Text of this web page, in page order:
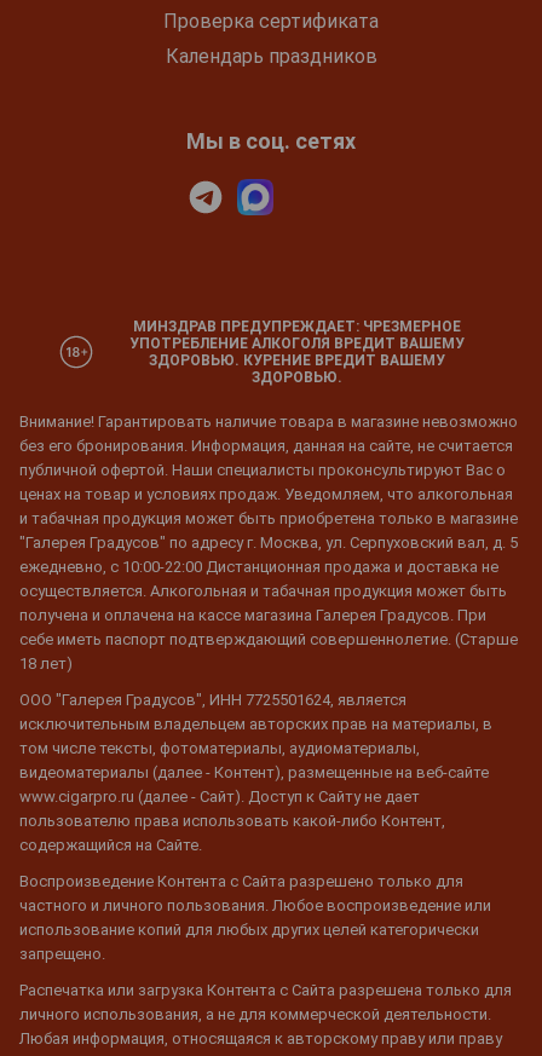
Проверка сертификата
Календарь праздников
Мы в соц. сетях
МИНЗДРАВ ПРЕДУПРЕЖДАЕТ: ЧРЕЗМЕРНОЕ
УПОТРЕБЛЕНИЕ АЛКОГОЛЯ ВРЕДИТ ВАШЕМУ
ЗДОРОВЬЮ. КУРЕНИЕ ВРЕДИТ ВАШЕМУ
ЗДОРОВЬЮ.
Внимание! Гарантировать наличие товара в магазине невозможно
без его бронирования. Информация, данная на сайте, не считается
публичной офертой. Наши специалисты проконсультируют Вас о
ценах на товар и условиях продаж. Уведомляем, что алкогольная
и табачная продукция может быть приобретена только в магазине
"Галерея Градусов" по адресу г. Москва, ул. Серпуховский вал, д. 5
ежедневно, с 10:00-22:00 Дистанционная продажа и доставка не
осуществляется. Алкогольная и табачная продукция может быть
получена и оплачена на кассе магазина Галерея Градусов. При
себе иметь паспорт подтверждающий совершеннолетие. (Старше
18 лет)
ООО "Галерея Градусов", ИНН 7725501624, является
исключительным владельцем авторских прав на материалы, в
том числе тексты, фотоматериалы, аудиоматериалы,
видеоматериалы (далее - Контент), размещенные на веб-сайте
www.cigarpro.ru (далее - Сайт). Доступ к Сайту не дает
пользователю права использовать какой-либо Контент,
содержащийся на Сайте.
Воспроизведение Контента с Сайта разрешено только для
частного и личного пользования. Любое воспроизведение или
использование копий для любых других целей категорически
запрещено.
Распечатка или загрузка Контента с Сайта разрешена только для
личного использования, а не для коммерческой деятельности.
Любая информация, относящаяся к авторскому праву или праву